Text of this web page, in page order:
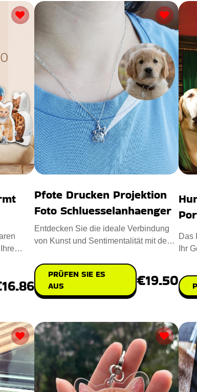
Pfote Drucken Projektion
Foto Schluesselanhaenger
Entdecken Sie die ideale Verbindung
von Kunst und Sentimentalität mit dem
PRÜFEN SIE ES
AUS
€19.50
Das
Ihr